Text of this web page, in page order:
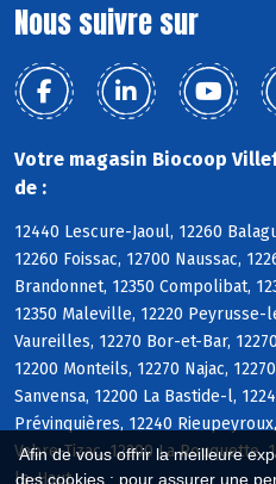
Afin de vous offrir la meilleure
des cookies : pour assurer une
Nous suivre sur
Votre magasin Biocoop
de :
12440 Lescure-Jaoul, 12260
12260 Foissac, 12700 Naussac,
Brandonnet, 12350 Compolibat,
12350 Maleville, 12220 Peyrusse-
Vaureilles, 12270 Bor-et-Bar,
12200 Monteils, 12270 Najac,
Sanvensa, 12200 La Bastide-l,
Prévinquières, 12240
Vabre-Tizac, 12200 La
le-Haut